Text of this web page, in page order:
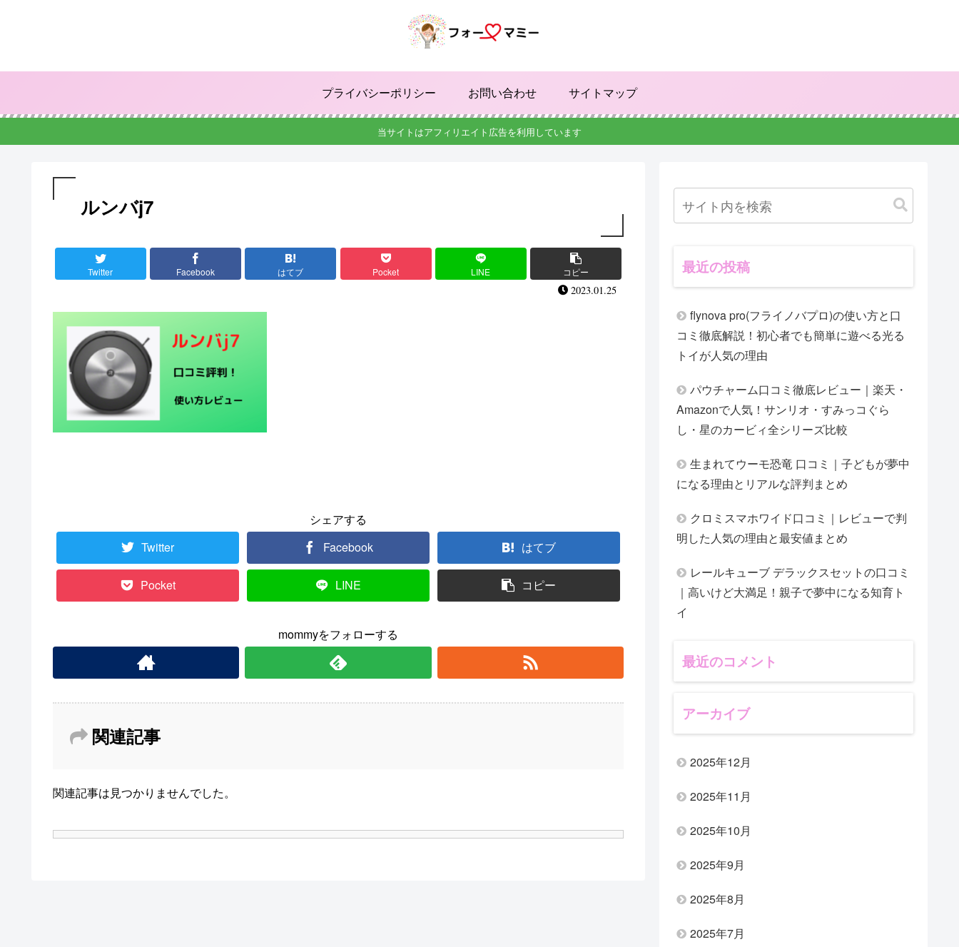
プライバシーポリシー お問い合わせ サイトマップ
当サイトはアフィリエイト広告を利用しています
ルンバj7
Twitter Facebook はてブ Pocket LINE コピー
2023.01.25
シェアする
Twitter
Facebook はてブ
Pocket LINE コピー
mommyをフォローする
関連記事
関連記事は見つかりませんでした。
最近の投稿
flynova pro(フライノバプロ)の使い方と口
コミ徹底解説！初心者でも簡単に遊べる光る
トイが人気の理由
パウチャーム口コミ徹底レビュー｜楽天・
Amazonで人気！サンリオ・すみっコぐら
し・星のカービィ全シリーズ比較
生まれてウーモ恐竜 口コミ｜子どもが夢中
になる理由とリアルな評判まとめ
クロミスマホワイド口コミ｜レビューで判
明した人気の理由と最安値まとめ
レールキューブ デラックスセットの口コミ
｜高いけど大満足！親子で夢中になる知育ト
イ
最近のコメント
アーカイブ
2025年12月
2025年11月
2025年10月
2025年9月
2025年8月
2025年7月